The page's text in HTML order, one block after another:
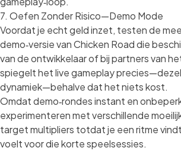
7. Oefen Zonder Risico—Demo Mode
Voordat je echt geld inzet, testen de
demo‑versie van Chicken Road die
van de ontwikkelaar of bij partners van
spiegelt het live gameplay
dynamiek—behalve dat het niets kost.
Omdat demo‑rondes instant en
experimenteren met verschillende
target multipliers totdat je een ritme
voelt voor die korte speelsessies.